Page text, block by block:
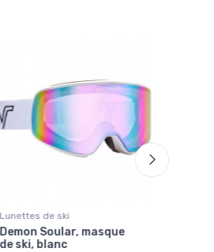
Lunettes de ski
Demon Soular, masque
de ski, blanc